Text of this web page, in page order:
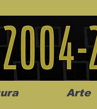
Arte